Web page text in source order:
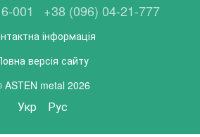
001 +38 (096) 04-21-777
інформація
версія сайту
ASTEN metal 2026
Укр Рус